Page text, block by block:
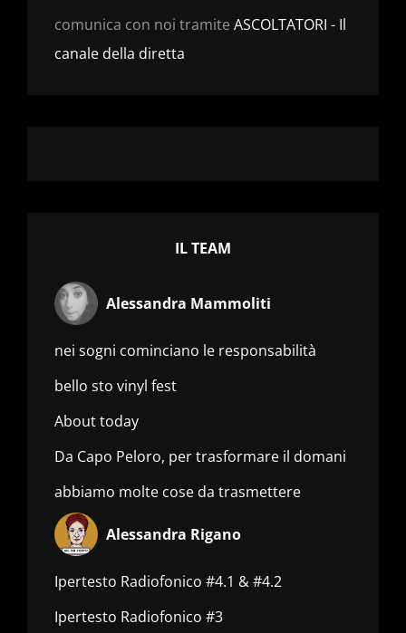
comunica con noi tramite ASCOLTATORI - Il
canale della diretta
IL TEAM
Alessandra Mammoliti
nei sogni cominciano le responsabilità
bello sto vinyl fest
About today
Da Capo Peloro, per trasformare il domani
abbiamo molte cose da trasmettere
Alessandra Rigano
Ipertesto Radiofonico #4.1 & #4.2
Ipertesto Radiofonico #3